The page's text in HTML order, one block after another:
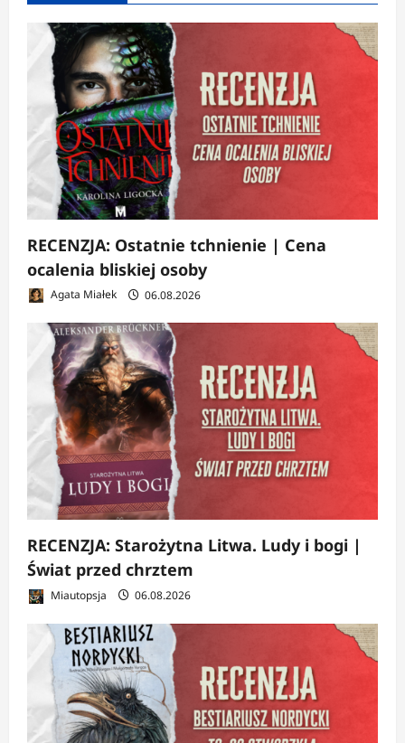
RECENZJA: Ostatnie tchnienie | Cena
ocalenia bliskiej osoby
Agata Miałek 06.08.2026
RECENZJA: Starożytna Litwa. Ludy i bogi |
Świat przed chrztem
Miautopsja 06.08.2026